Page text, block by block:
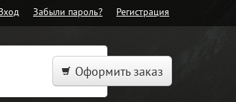
Забыли пароль? Регистрация
Оформить заказ